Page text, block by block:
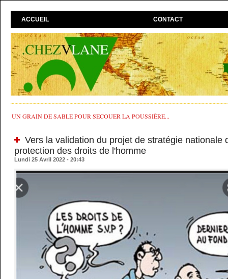
ACCUEIL CONTACT
UN GRAIN DE SABLE POUR SECOUER LA POUSSIÈRE...
Vers la validation du projet de stratégie nationale
protection des droits de l'homme
Lundi 25 Avril 2022 - 20:43